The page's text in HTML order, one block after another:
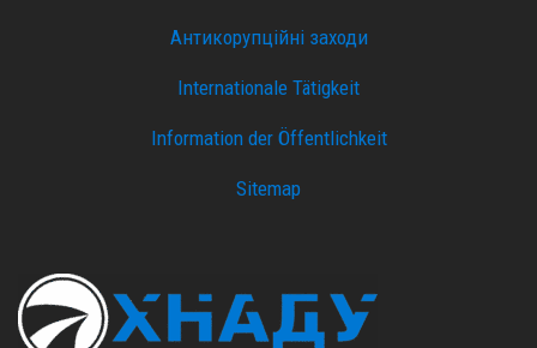
Антикорупційні заходи
Internationale Tätigkeit
Information der Öffentlichkeit
Sitemap